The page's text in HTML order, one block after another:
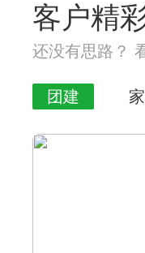
客户精
还没有思路？
团建